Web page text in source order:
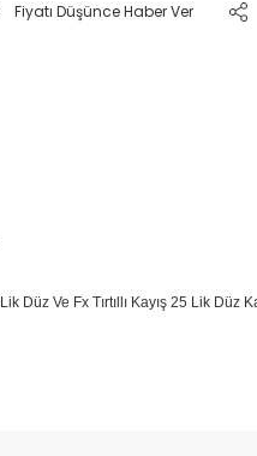
Fiyatı Düşünce Haber Ver
Düz Ve Fx Tırtıllı Kayış 25 Lik Düz